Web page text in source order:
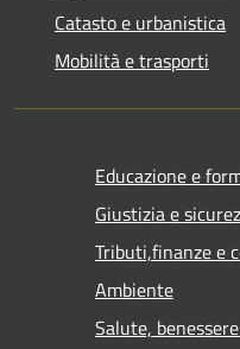
Catasto e urbanistica
Mobilità e trasporti
Educazione e
Giustizia e
Tributi,finanze e
Ambiente
Salute,